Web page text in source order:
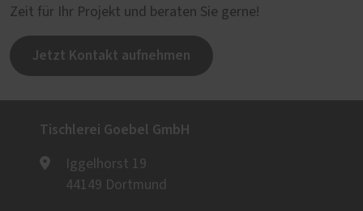
Zeit für Ihr Projekt und beraten Sie gerne!
Jetzt Kontakt aufnehmen
Tischlerei Goebel GmbH
Iggelhorst 19
44149 Dortmund